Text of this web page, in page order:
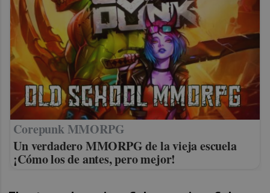
Corepunk MMORPG
Un verdadero MMORPG de la vieja escuela
¡Cómo los de antes, pero mejor!